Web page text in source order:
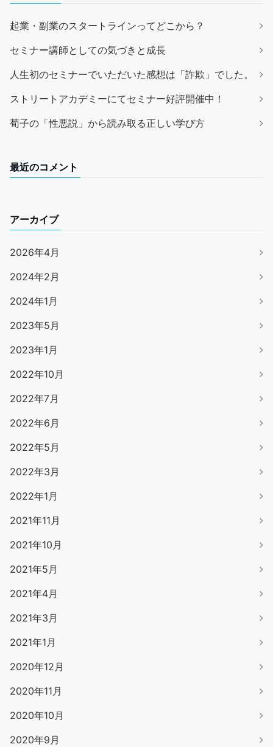
起業・副業のスタートラインってどこから？
セミナー講師としての気づきと成長
人生初のセミナーでいただいた感想は「詐欺」でした。
ストリートアカデミーにてセミナー好評開催中！
荀子の「性悪説」から読み取る正しい学び方
最近のコメント
アーカイブ
2026年4月
2024年2月
2024年1月
2023年5月
2023年1月
2022年10月
2022年7月
2022年6月
2022年5月
2022年3月
2022年1月
2021年11月
2021年10月
2021年5月
2021年4月
2021年3月
2021年1月
2020年12月
2020年11月
2020年10月
2020年9月